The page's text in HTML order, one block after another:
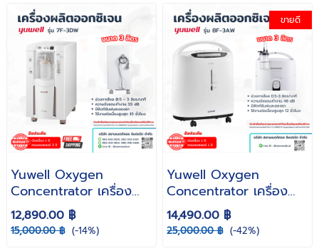
Yuwell Oxygen
Concentrator เครื่อง
ผลิตออกซิเจน 3 ลิตร รุ่น
7F-3DW ( รับประกันศูนย์
ไทย )
12,890.00 ฿
15,000.00 ฿ (-14%)
ขายดี
Yuwell Oxygen
Concentrator เครื่อง
ผลิตออกซิเจน 3 ลิตร รุ่น
8F-3AW ( รับประกันศูนย์
ไทย )
14,490.00 ฿
25,000.00 ฿ (-42%)